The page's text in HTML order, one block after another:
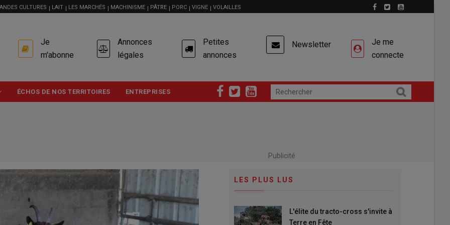
CULTURES LAIT LES MARCHÉS MACHINISME PÂTRE PORC VIGNE VOLAILLES
USER
ACCOUNT
MENU
Je
m'abonne
Annonces
légales
Petites
annonces
Newsletter
Je me
connecte
ÉCHOS DE NOS TERRITOIRES ENTREPRISES
Publicité
LES PLUS LUS
L'élite du tracto-cross s'invite à
Terre en Fête